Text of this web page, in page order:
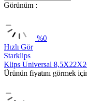
Görünüm :
%0
Hızlı Gör
Starklips
Klips Universal
Ürünün fiyatını görmek